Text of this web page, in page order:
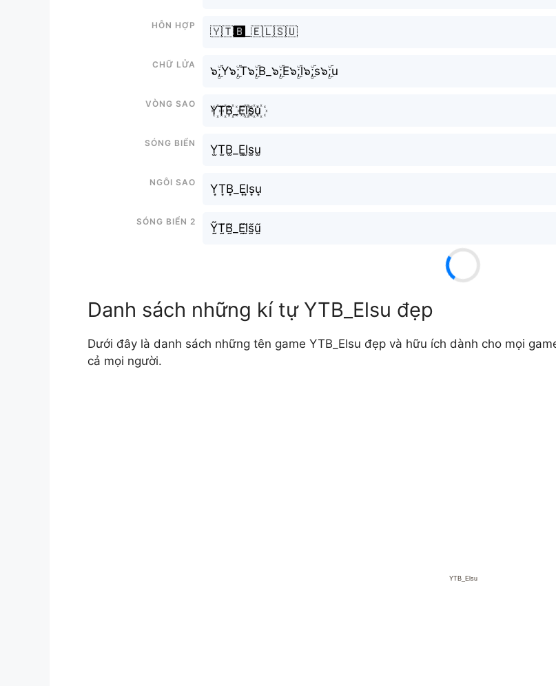
Hỗn hợp
🇾🇹🅱️_🇪🇱🇸🇺
Chữ Lửa
๖ۣۜ;Y๖ۣۜ;T๖ۣۜ;B_๖ۣۜ;E๖ۣۜ;l๖ۣۜ;s๖ۣۜ;u
Vòng sao
Y꙰T꙰B꙰_E꙰l꙰s꙰u꙰
Sóng biển
Y̫T̫B̫_E̫l̫s̫u̫
Ngôi sao
Y͙T͙B͙_E͙l͙s͙u͙
Sóng biển 2
Ỹ̰T̰̃B̰̃_Ḛ̃l̰̃s̰̃ṵ̃
Danh sách những kí tự YTB_Elsu đẹp
Dưới đây là danh sách những tên game YTB_Elsu đẹp và hữu ích dành cho mọi
cả mọi người.